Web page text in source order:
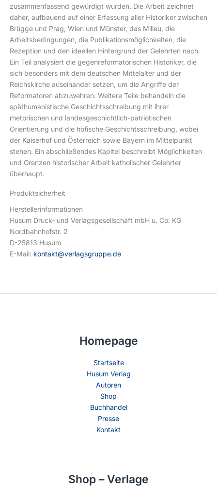
zusammenfassend gewürdigt wurden. Die Arbeit zeichnet
daher, aufbauend auf einer Erfassung aller Historiker zwischen
Brügge und Prag, Wien und Münster, das Milieu, die
Arbeitsbedingungen, die Publikationsmöglichkeiten, die
Rezeption und den ideellen Hintergrund der Gelehrten nach.
Ein Teil analysiert die gegenreformatorischen Historiker, die
sich besonders mit dem deutschen Mittelalter und der
Reichskirche auseinander setzen, um die Angriffe der
Reformatoren abzuwehren. Weitere Teile behandeln die
späthumanistische Geschichtsschreibung mit ihrer
rhetorischen und landesgeschichtlich-patriotischen
Orientierung und die höfische Geschichtsschreibung, wobei
der Kaiserhof und Österreich sowie Bayern im Mittelpunkt
stehen. Ein abschließendes Kapitel beschreibt Möglichkeiten
und Grenzen historischer Arbeit katholischer Gelehrter
überhaupt.
Produktsicherheit
Herstellerinformationen
Husum Druck- und Verlagsgesellschaft mbH u. Co. KG
Nordbahnhofstr. 2
D-25813 Husum
E-Mail: kontakt@verlagsgruppe.de
Homepage
Startseite
Husum Verlag
Autoren
Shop
Buchhandel
Presse
Kontakt
Shop – Verlage